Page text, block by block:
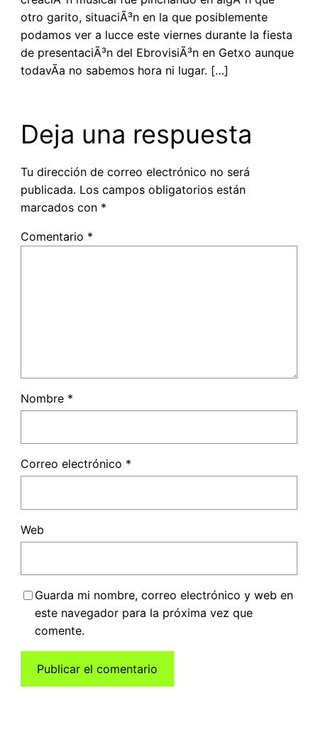
otro garito, situaciÃ³n en la que posiblemente
podamos ver a lucce este viernes durante la fiesta
de presentaciÃ³n del EbrovisiÃ³n en Getxo aunque
todavÃ­a no sabemos hora ni lugar. […]
Deja una respuesta
Tu dirección de correo electrónico no será
publicada. Los campos obligatorios están
marcados con *
Comentario *
Nombre *
Correo electrónico *
Web
Guarda mi nombre, correo electrónico y web en
este navegador para la próxima vez que
comente.